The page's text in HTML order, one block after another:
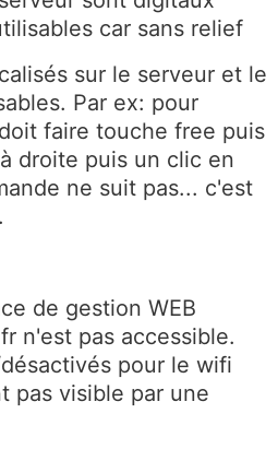
car sans relief
sur le serveur et le
Par ex: pour
faire touche free puis
droite puis un clic en
ne suit pas... c'est
de gestion WEB
n'est pas accessible.
pour le wifi
pas visible par une